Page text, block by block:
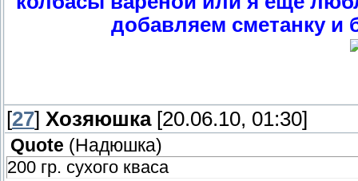
добавляем сметанку и
[27] Хозяюшка[20.06.10, 01:30]
Quote ( Надюшка)
200 гр. сухого кваса